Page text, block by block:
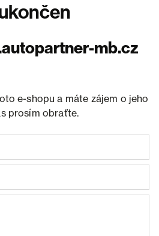
mb.cz
e-shopu a máte zájem o jeho
prosím obraťte.